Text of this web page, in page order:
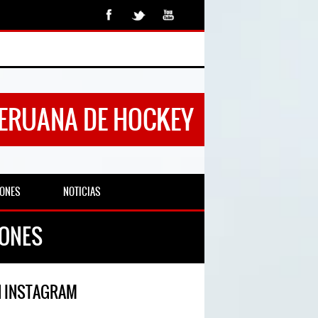
DE HOCKEY
NOTICIAS
INSTAGRAM